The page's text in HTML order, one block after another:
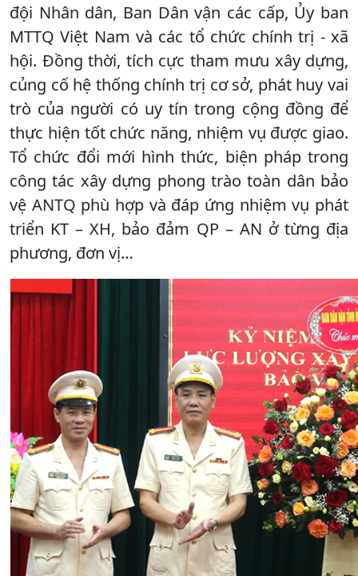
đội Nhân dân, Ban Dân vận các cấp, Ủy ban
MTTQ Việt Nam và các tổ chức chính trị - xã
hội. Đồng thời, tích cực tham mưu xây dựng,
củng cố hệ thống chính trị cơ sở, phát huy vai
trò của người có uy tín trong cộng đồng để
thực hiện tốt chức năng, nhiệm vụ được giao.
Tổ chức đổi mới hình thức, biện pháp trong
công tác xây dựng phong trào toàn dân bảo
vệ ANTQ phù hợp và đáp ứng nhiệm vụ phát
triển KT – XH, bảo đảm QP – AN ở từng địa
phương, đơn vị…